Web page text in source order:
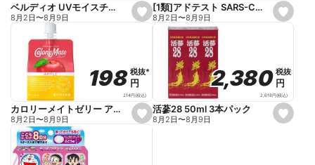
s
e
o
r
t
e
ベルディオ UVモイスチャージェルN 80g
8月2日〜8月9日
s
e
o
r
i
t
e
[1類]アドテスト SARS-CoV-2/Flu(一般用)
8月2日〜8月9日
s
e
198
198税抜*
税抜*
円
円
214円(税込)
カロリーメイトゼリー アップル味 215g
8月2日〜8月9日
s
e
2,380
2,380 税抜
税抜
円
円
2,618円(税込)
活蔘28 50ml 3本パック
8月2日〜8月9日